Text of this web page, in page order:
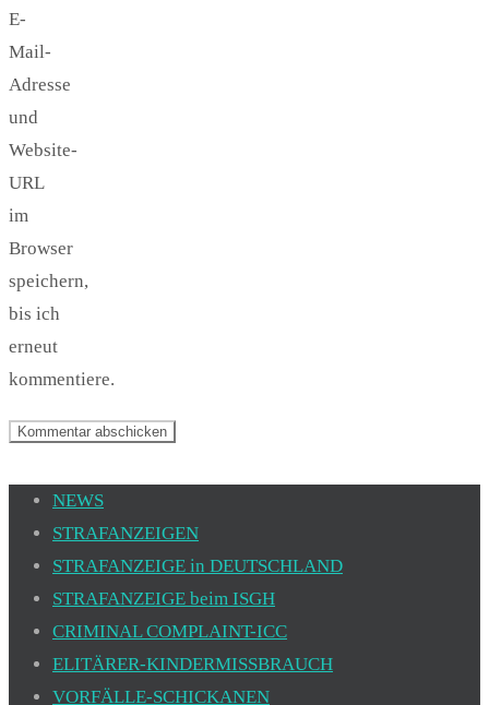
E-
Mail-
Adresse
und
Website-
URL
im
Browser
speichern,
bis ich
erneut
kommentiere.
NEWS
STRAFANZEIGEN
STRAFANZEIGE in DEUTSCHLAND
STRAFANZEIGE beim ISGH
CRIMINAL COMPLAINT-ICC
ELITÄRER-KINDERMISSBRAUCH
VORFÄLLE-SCHICKANEN